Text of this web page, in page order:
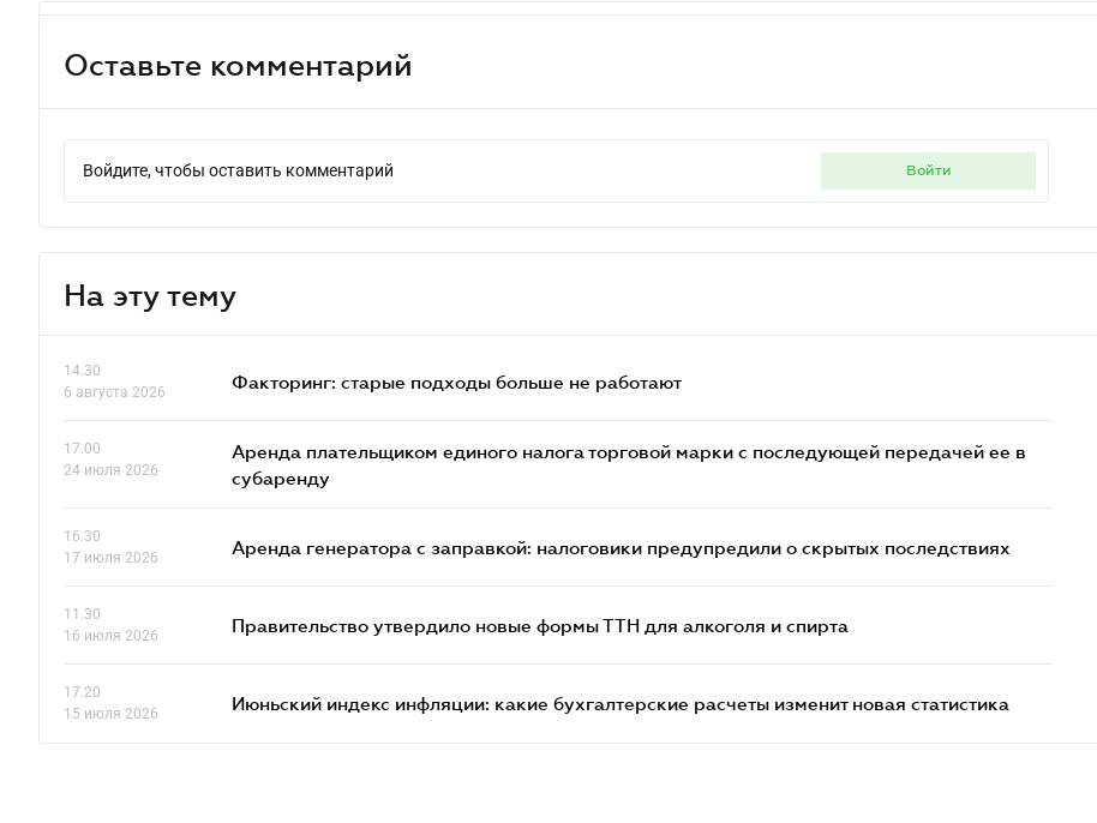
Оставьте комментарий
Войдите, чтобы оставить комментарий войти
На эту тему
14.30
6 августа 2026
Факторинг: старые подходы больше не работают
17.00
24 июля 2026
Аренда плательщиком единого налога торговой марки с последующей передачей ее в
субаренду
16.30
17 июля 2026
Аренда генератора с заправкой: налоговики предупредили о скрытых последствиях
11.30
16 июля 2026
Правительство утвердило новые формы ТТН для алкоголя и спирта
17.20
15 июля 2026
Июньский индекс инфляции: какие бухгалтерские расчеты изменит новая статистика